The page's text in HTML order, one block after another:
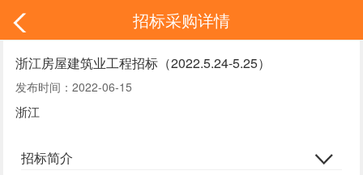
招标采购详情
浙江房屋建筑业工程招标（2022.5.24-5.25）
发布时间：2022-06-15
浙江
招标简介